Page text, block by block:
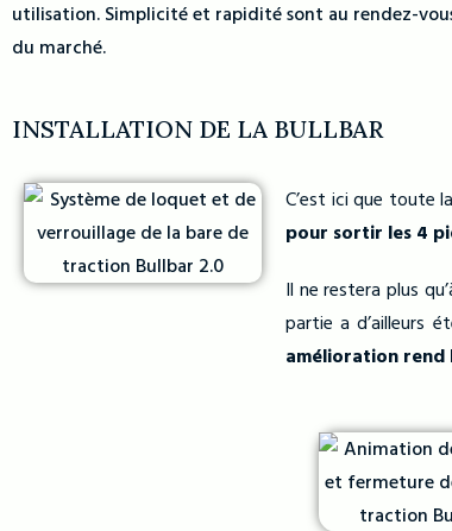
utilisation. Simplicité et rapidité sont au rendez-
du marché.
INSTALLATION DE LA BULLBAR
C’est ici que toute
pour sortir les 4
Il ne restera plus
partie a d’ailleurs
amélioration rend